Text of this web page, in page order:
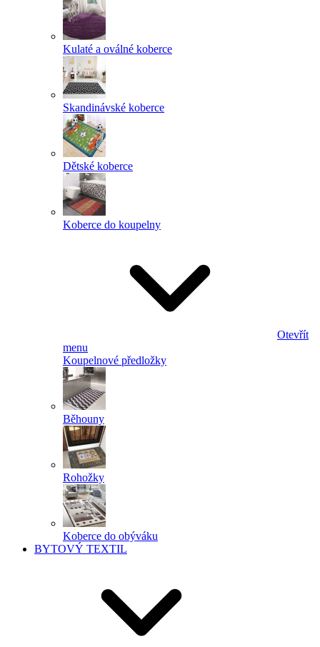
Kulaté a oválné koberce
Skandinávské koberce
Dětské koberce
Koberce do koupelny
Otevřít
menu
Koupelnové předložky
Běhouny
Rohožky
Koberce do obýváku
BYTOVÝ TEXTIL